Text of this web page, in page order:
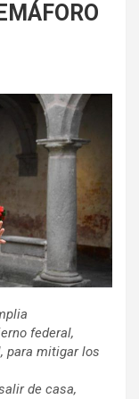
federal,
para mitigar los
de casa,